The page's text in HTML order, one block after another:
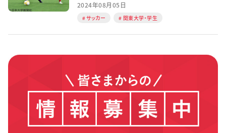
2024年08月05日
サッカー 関東大学・学生